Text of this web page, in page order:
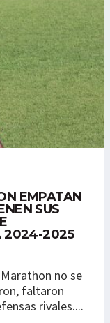
EMPATAN
SUS
2024-2025
no se
faltaron
rivales....